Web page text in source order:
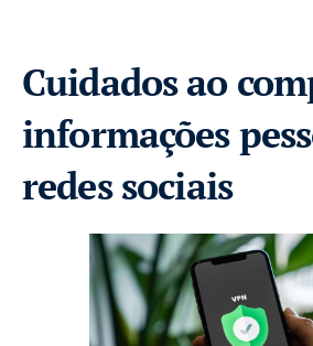
Cuidados ao
informações
redes sociais